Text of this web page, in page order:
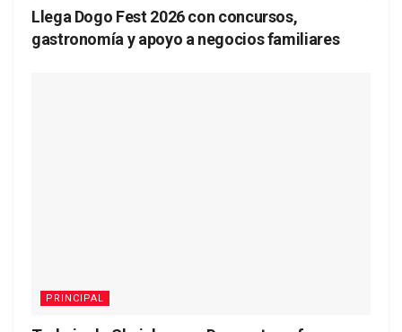
Llega Dogo Fest 2026 con concursos,
gastronomía y apoyo a negocios familiares
PRINCIPAL